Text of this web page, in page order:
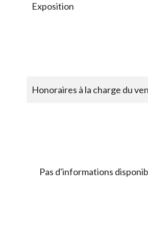
Exposition
Honoraires à la charge du
Pas d'informations